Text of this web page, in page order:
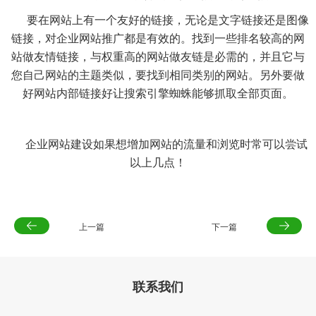
要在网站上有一个友好的链接，无论是文字链接还是图像
链接，对企业网站推广都是有效的。找到一些排名较高的网
站做友情链接，与权重高的网站做友链是必需的，并且它与
您自己网站的主题类似，要找到相同类别的网站。另外要做
好网站内部链接好让搜索引擎蜘蛛能够抓取全部页面。
企业网站建设如果想增加网站的流量和浏览时常可以尝试
以上几点！
上一篇 下一篇
联系我们